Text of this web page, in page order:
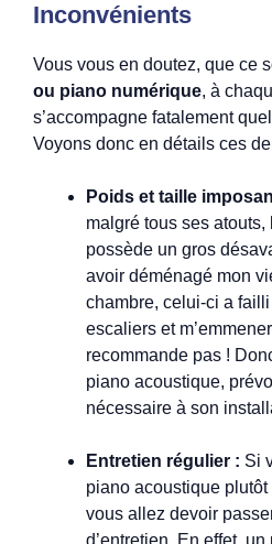
Inconvénients
Vous vous en doutez, que ce
ou piano numérique, à
s’accompagne fatalement
Voyons donc en détails ces
Poids et taille
malgré tous ses
possède un gros
avoir déménagé mon
chambre, celui-ci a
escaliers et
recommande pas !
piano acoustique,
nécessaire à son
Entretien régulier : Si
piano acoustique plutôt
vous allez devoir
d’entretien. En effet,